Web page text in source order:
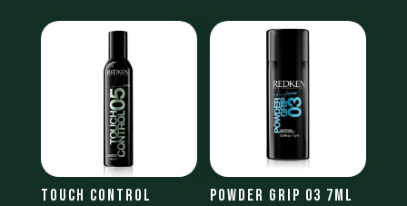
Touch Control
Powder Grip 03 7ml